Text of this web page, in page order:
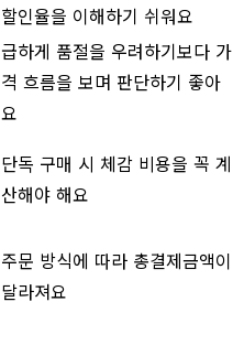
할인율을 이해하기 쉬워요
급하게 품절을 우려하기보다 가
격 흐름을 보며 판단하기 좋아
요
단독 구매 시 체감 비용을 꼭 계
산해야 해요
주문 방식에 따라 총결제금액이
달라져요